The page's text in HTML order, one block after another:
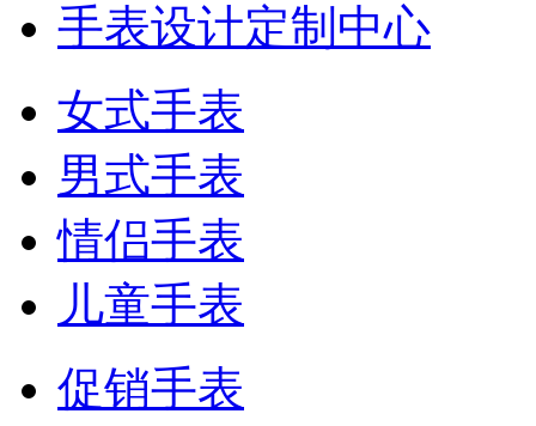
手表设计定制中心
女式手表
男式手表
情侣手表
儿童手表
促销手表